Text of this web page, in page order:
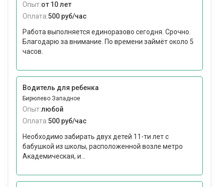
Опыт:от 10 лет
Оплата:500 руб/час
Работа выполняется единоразово сегодня. Срочно.
Благодарю за внимание. По времени займёт около 5
часов.
Водитель для ребенка
Бирюлево Западное
Опыт:любой
Оплата:500 руб/час
Необходимо забирать двух детей 11-ти лет с
бабушкой из школы, расположенной возле метро
Академическая, и...